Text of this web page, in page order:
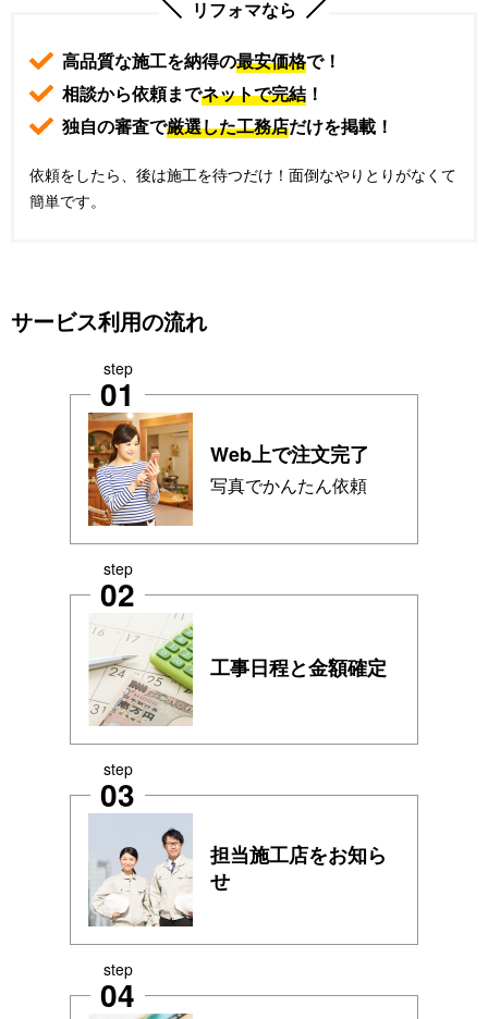
リフォマなら
高品質な施工を納得の最安価格で！
相談から依頼までネットで完結 ！
独自の審査で厳選した工務店だけを掲載！
依頼をしたら、後は施工を待つだけ！面倒なやりとりがなくて
簡単です。
サービス利用の流れ
step
01
Web上で注文完了
写真でかんたん依頼
step
02
工事日程と金額確定
step
03
担当施工店をお知ら
せ
step
04